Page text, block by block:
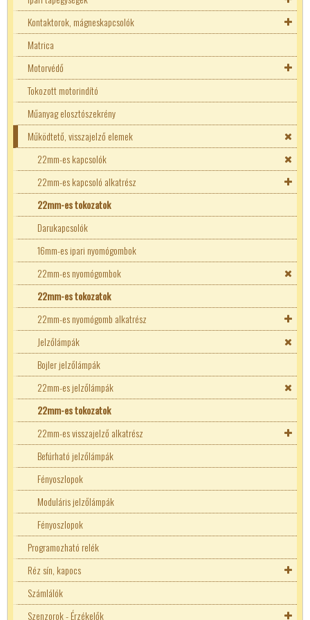
LED tápegységek
Áramgenerátoros LED tápok
Fix teljesítményű LED táp
AC - DC konverterek
DC-DC ipari konverterek
Akkutöltős 2 kimenetes tápok
Fémrácsos tápegységek
Moduláris tápegységek
Kontaktorok, mágneskapcsolók
Bekötő blokkok
Hőkioldók
EATON mágneskapcsolók
Elko-ep kontaktorok
Finder kontaktorok
Ganz mágneskapcsolók
Hager kontaktorok
Schneider mágneskapcsolók
SIEMENS Mágneskapcsolók
Tracon mágneskapcsolók
Matrica
Motorvédő
Bekötő blokkok
Tokozott motorindító
Tokozott motorindító
Műanyag elosztószekrény
Működtető, visszajelző elemek
22mm-es kapcsolók
22mm-es kapcsoló alkatrész
Érintkező blokk
LED blokk
22mm-es tokozatok
Darukapcsolók
16mm-es ipari nyomógombok
22mm-es nyomógombok
22mm-es tokozatok
22mm-es nyomógomb alkatrész
Érintkező blokk
LED blokk
Jelzőlámpák
Bojler jelzőlámpák
22mm-es jelzőlámpák
22mm-es tokozatok
22mm-es visszajelző alkatrész
LED blokk
Befúrható jelzőlámpák
Fényoszlopok
Moduláris jelzőlámpák
Fényoszlopok
Programozható relék
Réz sín, kapocs
Bekötő blokkok
Elosztó blokk
Számlálók
Szenzorok - Érzékelők